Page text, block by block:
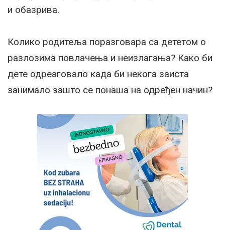
и обазрива.
Колико родитеља поразговара са дететом о
разлозима повлачења и неизлагања? Како би
дете одреаговало када би некога заиста
занимало зашто се понаша на одређен начин?